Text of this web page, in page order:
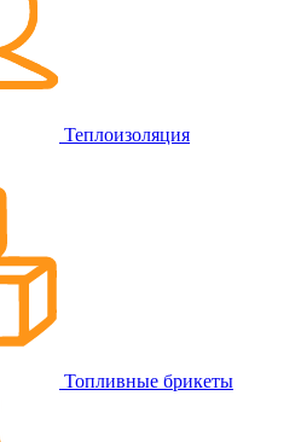
Теплоизоляция
Топливные брикеты